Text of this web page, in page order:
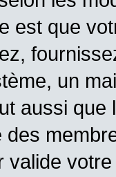
est que
un
aussi
des
valide